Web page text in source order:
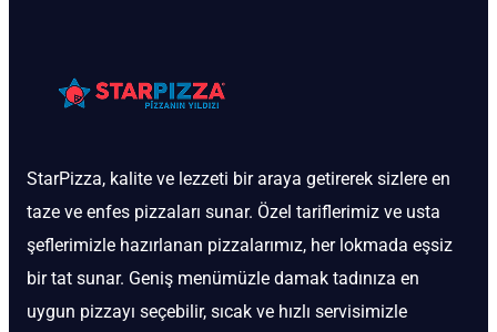
StarPizza, kalite ve lezzeti bir araya getirerek sizlere en
taze ve enfes pizzaları sunar. Özel tariflerimiz ve usta
şeflerimizle hazırlanan pizzalarımız, her lokmada eşsiz
bir tat sunar. Geniş menümüzle damak tadınıza en
uygun pizzayı seçebilir, sıcak ve hızlı servisimizle